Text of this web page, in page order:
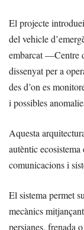
El projecte
del vehicle
embarcat —Centre
dissenyat per a
des d’on es
i possibles
Aquesta
autèntic
comunicacions i
El sistema permet
mecànics
persianes, frenada